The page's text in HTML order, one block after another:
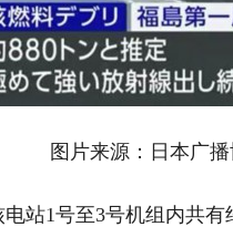
图片来源：日本广播
1号至3号机组内共有